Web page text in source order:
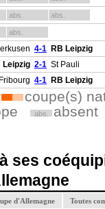
abs. abs.
abs.
4-1 RB Leipzig
Leipzig 2-1 St Pauli
Fribourg 4-1 RB Leipzig
coupe(s)
abs. absent
ses
d'Allemagne Toutes